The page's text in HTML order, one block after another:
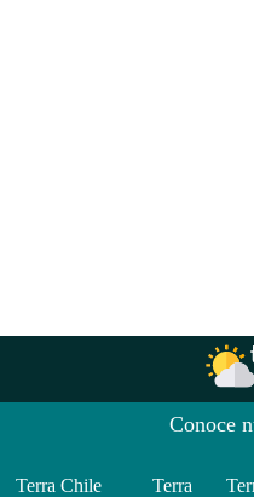
Conoce
Terra Chile Terra